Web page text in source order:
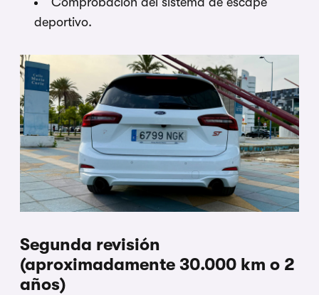
deportivo.
Segunda revisión
(aproximadamente 30.000 km o 2
años)